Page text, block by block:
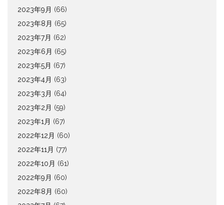
2023年9月 (66)
2023年8月 (65)
2023年7月 (62)
2023年6月 (65)
2023年5月 (67)
2023年4月 (63)
2023年3月 (64)
2023年2月 (59)
2023年1月 (67)
2022年12月 (60)
2022年11月 (77)
2022年10月 (61)
2022年9月 (60)
2022年8月 (60)